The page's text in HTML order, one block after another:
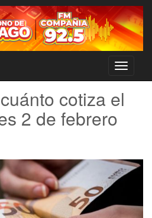
Toggle
cotiza el
2 de febrero